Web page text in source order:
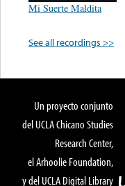
Mi Suerte Maldita
See all recordings >>
Un proyecto conjunto
del UCLA Chicano Studies
Research Center,
el Arhoolie Foundation,
y del UCLA Digital Library